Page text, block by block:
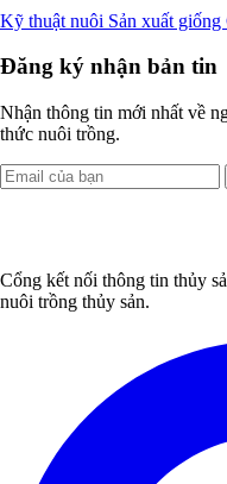
Kỹ thuật nuôi Sản xuất giống
Đăng ký nhận bản tin
Nhận thông tin mới nhất về
thức nuôi trồng.
Cổng kết nối thông tin thủy
nuôi trồng thủy sản.